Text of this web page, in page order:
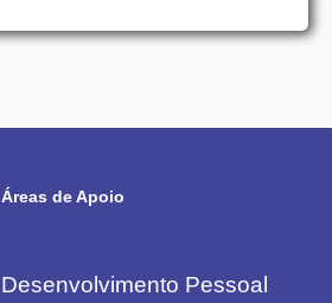
Áreas de Apoio
Desenvolvimento Pessoal